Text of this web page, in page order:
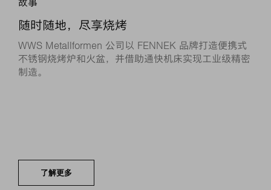
故事
随时随地，尽享烧烤
WWS Metallformen 公司以 FENNEK 品牌打造便携式
不锈钢烧烤炉和火盆，并借助通快机床实现工业级精密
制造。
了解更多